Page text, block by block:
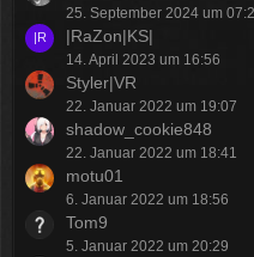
25. September 2024 um
|RaZon|KS|
14. April 2023 um 16:56
Styler|VR
22. Januar 2022 um 19:07
shadow_cookie848
22. Januar 2022 um 18:41
motu01
6. Januar 2022 um 18:56
Tom9
5. Januar 2022 um 20:29